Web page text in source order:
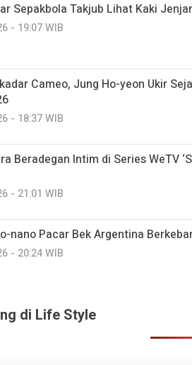
Sepakbola Takjub Lihat Kaki
- 19:07 WIB
Cameo, Jung Ho-yeon Ukir
- 18:37 WIB
Beradegan Intim di Series WeTV
- 21:01 WIB
nano Pacar Bek Argentina
- 20:24 WIB
di Life Style